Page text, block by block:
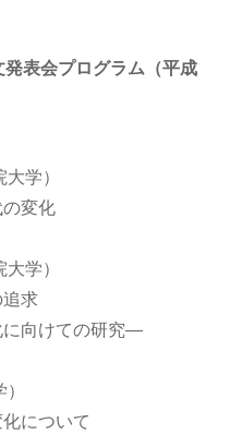
表会プログラム（平成
学）
変化
学）
求
向けての研究―
化について